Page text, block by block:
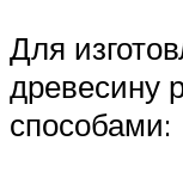
Для
древесину
способами: